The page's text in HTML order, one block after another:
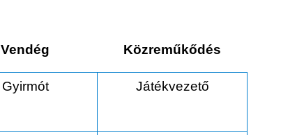
Vendég Közreműkődés
Gyirmót Játékvezető